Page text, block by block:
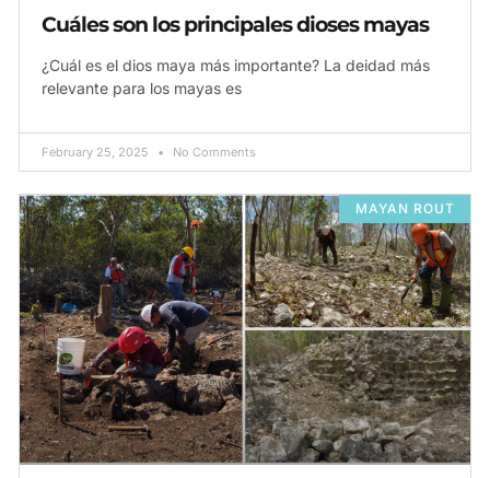
Cuáles son los principales dioses mayas
¿Cuál es el dios maya más importante? La deidad más
relevante para los mayas es
February 25, 2025 No Comments
MAYAN ROUT